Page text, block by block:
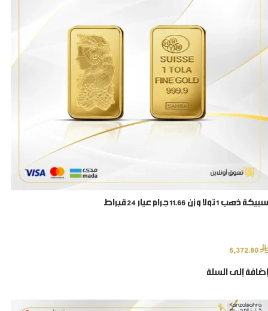
سبيكة ذهب 1 تولا وزن 11.66 جرام عيار 24 قيراط
⃁
إضافة إلى السلة